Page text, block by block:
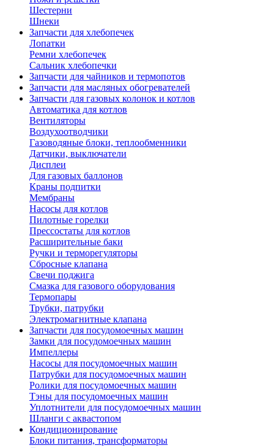
Шестерни
Шнеки
Запчасти для хлебопечек
Лопатки
Ремни хлебопечек
Сальник хлебопечки
Запчасти для чайников и термопотов
Запчасти для масляных обогревателей
Запчасти для газовых колонок и котлов
Автоматика для котлов
Вентиляторы
Воздухоотводчики
Газоводяные блоки, теплообменники
Датчики, выключатели
Дисплеи
Для газовых баллонов
Краны подпитки
Мембраны
Насосы для котлов
Пилотные горелки
Прессостаты для котлов
Расширительные баки
Ручки и терморегуляторы
Сбросные клапана
Свечи поджига
Смазка для газового оборудования
Термопары
Трубки, патрубки
Электромагнитные клапана
Запчасти для посудомоечных машин
Замки для посудомоечных машин
Импеллеры
Насосы для посудомоечных машин
Патрубки для посудомоечных машин
Ролики для посудомоечных машин
Тэны для посудомоечных машин
Уплотнители для посудомоечных машин
Шланги с аквастопом
Кондиционирование
Блоки питания, трансформаторы